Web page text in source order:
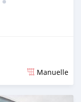
Manuelle